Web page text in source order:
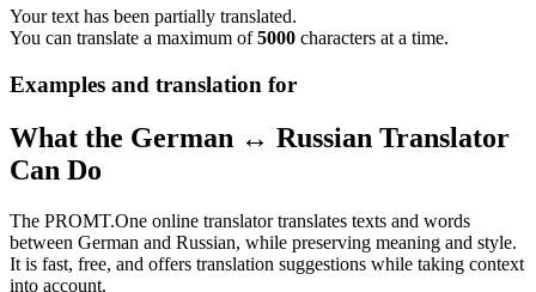
Your text has been partially translated.
You can translate a maximum of5000 characters at a time.
Examples and translation for
What the German ↔ Russian Translator
Can Do
The PROMT.One online translator translates texts and words
between German and Russian, while preserving meaning and style.
It is fast, free, and offers translation suggestions while taking context
into account.